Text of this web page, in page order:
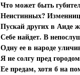
Что может быть
Неистинных?
Пускай других в Аиде
Себе найдет. В
Одну ее в народе
Я не солгу пред
Ее предам, хотя б на